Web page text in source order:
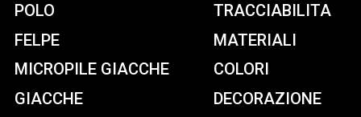
POLO
FELPE
MICROPILE GIACCHE
GIACCHE
TRACCIABILITA
MATERIALI
COLORI
DECORAZIONE